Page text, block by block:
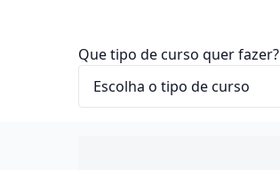
Que tipo de curso quer fazer?